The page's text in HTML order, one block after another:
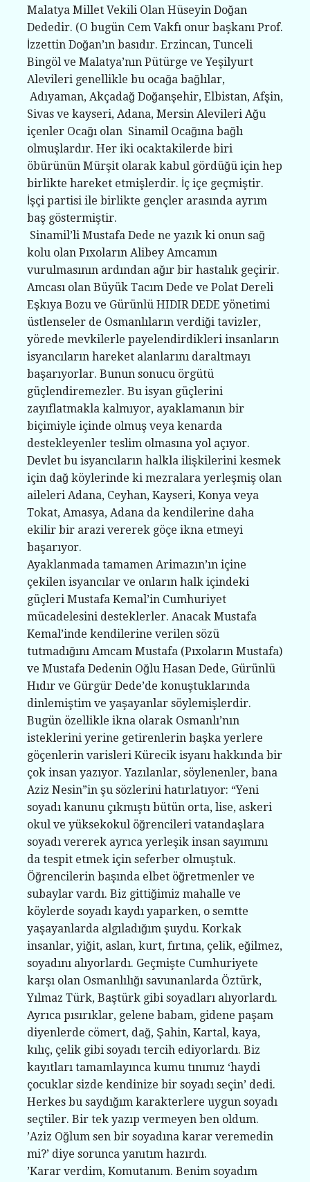
Malatya Millet Vekili Olan Hüseyin Doğan
Dededir. (O bugün Cem Vakfı onur başkanı Prof.
İzzettin Doğan’ın basıdır. Erzincan, Tunceli
Bingöl ve Malatya’nın Pütürge ve Yeşilyurt
Alevileri genellikle bu ocağa bağlılar,
Adıyaman, Akçadağ Doğanşehir, Elbistan, Afşin,
Sivas ve kayseri, Adana, Mersin Alevileri Ağu
içenler Ocağı olan Sinamil Ocağına bağlı
olmuşlardır. Her iki ocaktakilerde biri
öbürünün Mürşit olarak kabul gördüğü için hep
birlikte hareket etmişlerdir. İç içe geçmiştir.
İşçi partisi ile birlikte gençler arasında ayrım
baş göstermiştir.
Sinamil’li Mustafa Dede ne yazık ki onun sağ
kolu olan Pıxoların Alibey Amcamın
vurulmasının ardından ağır bir hastalık geçirir.
Amcası olan Büyük Tacım Dede ve Polat Dereli
Eşkıya Bozu ve Gürünlü HIDIR DEDE yönetimi
üstlenseler de Osmanlıların verdiği tavizler,
yörede mevkilerle payelendirdikleri insanların
isyancıların hareket alanlarını daraltmayı
başarıyorlar. Bunun sonucu örgütü
güçlendiremezler. Bu isyan güçlerini
zayıflatmakla kalmıyor, ayaklamanın bir
biçimiyle içinde olmuş veya kenarda
destekleyenler teslim olmasına yol açıyor.
Devlet bu isyancıların halkla ilişkilerini kesmek
için dağ köylerinde ki mezralara yerleşmiş olan
aileleri Adana, Ceyhan, Kayseri, Konya veya
Tokat, Amasya, Adana da kendilerine daha
ekilir bir arazi vererek göçe ikna etmeyi
başarıyor.
Ayaklanmada tamamen Arimazın’ın içine
çekilen isyancılar ve onların halk içindeki
güçleri Mustafa Kemal’in Cumhuriyet
mücadelesini desteklerler. Anacak Mustafa
Kemal’inde kendilerine verilen sözü
tutmadığını Amcam Mustafa (Pıxoların Mustafa)
ve Mustafa Dedenin Oğlu Hasan Dede, Gürünlü
Hıdır ve Gürgür Dede’de konuştuklarında
dinlemiştim ve yaşayanlar söylemişlerdir.
Bugün özellikle ikna olarak Osmanlı’nın
isteklerini yerine getirenlerin başka yerlere
göçenlerin varisleri Kürecik isyanı hakkında bir
çok insan yazıyor. Yazılanlar, söylenenler, bana
Aziz Nesin”in şu sözlerini hatırlatıyor: “Yeni
soyadı kanunu çıkmıştı bütün orta, lise, askeri
okul ve yüksekokul öğrencileri vatandaşlara
soyadı vererek ayrıca yerleşik insan sayımını
da tespit etmek için seferber olmuştuk.
Öğrencilerin başında elbet öğretmenler ve
subaylar vardı. Biz gittiğimiz mahalle ve
köylerde soyadı kaydı yaparken, o semtte
yaşayanlarda algıladığım şuydu. Korkak
insanlar, yiğit, aslan, kurt, fırtına, çelik, eğilmez,
soyadını alıyorlardı. Geçmişte Cumhuriyete
karşı olan Osmanlılığı savunanlarda Öztürk,
Yılmaz Türk, Baştürk gibi soyadları alıyorlardı.
Ayrıca pısırıklar, gelene babam, gidene paşam
diyenlerde cömert, dağ, Şahin, Kartal, kaya,
kılıç, çelik gibi soyadı tercih ediyorlardı. Biz
kayıtları tamamlayınca kumu tınımız ‘haydi
çocuklar sizde kendinize bir soyadı seçin’ dedi.
Herkes bu saydığım karakterlere uygun soyadı
seçtiler. Bir tek yazıp vermeyen ben oldum.
’Aziz Oğlum sen bir soyadına karar veremedin
mi?’ diye sorunca yanıtım hazırdı.
’Karar verdim, Komutanım. Benim soyadım